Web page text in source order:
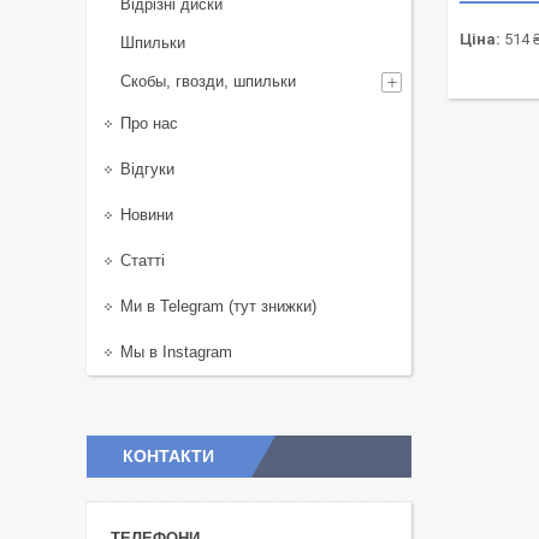
Ціна: 514
Відрізні диски
Шпильки
Скобы, гвозди, шпильки
Про нас
Відгуки
Новини
Статті
Ми в Telegram (тут знижки)
Мы в Instagram
КОНТАКТИ